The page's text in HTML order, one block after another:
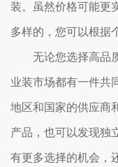
装。虽然价格可能更
多样的，您可以根据
无论您选择高品
业装市场都有一件共
地区和国家的供应商
产品，也可以发现独
有更多选择的机会，